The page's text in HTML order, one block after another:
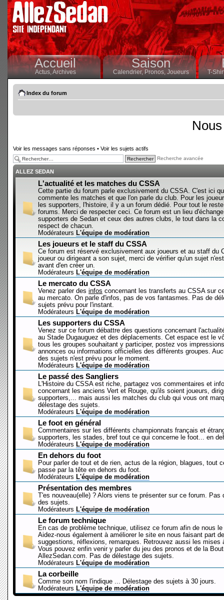
Accueil
Actus,Archives
Saison
Calendrier,Pronos, Joueurs T-
Index du forum
Voir les messages sans réponses • Voir les sujets actifs
Recherche avancée
ALLEZ SEDAN
L'actualité et les matches du CSSA
Cette partie du forum parle exclusivement du CSSA. C'est ici
commente les matches et que l'on parle du club. Pour les
les supporters, l'histoire, il y a un forum dédié. Pour tout le
forums. Merci de respecter ceci. Ce forum est un lieu
supporters de Sedan et ceux des autres clubs, le tout dans la
respect de chacun.
Modérateurs L'équipe de modération
Les joueurs et le staff du CSSA
Ce forum est réservé exclusivement aux joueurs et au staff du
joueur ou dirigeant a son sujet, merci de vérifier qu'un sujet
avant d'en créer un.
Modérateurs L'équipe de modération
Le mercato du CSSA
Venez parler des infos concernant les transferts au CSSA sur
au mercato. On parle d'infos, pas de vos fantasmes. Pas de
sujets prévu pour l'instant.
Modérateurs L'équipe de modération
Les supporters du CSSA
Venez sur ce forum débattre des questions concernant
au Stade Dugauguez et des déplacements. Cet espace est le
tous les groupes souhaitant y participer, postez vos
annonces ou informations officielles des différents groupes.
des sujets n'est prévu pour le moment.
Modérateurs L'équipe de modération
Le passé des Sangliers
L'Histoire du CSSA est riche, partagez vos commentaires et
concernant les anciens Vert et Rouge, qu'ils soient joueurs,
supporters,... mais aussi les matches du club qui vous ont
délestage des sujets.
Modérateurs L'équipe de modération
Le foot en général
Commentaires sur les différents championnats français et
supporters, les stades, bref tout ce qui concerne le foot... en
Modérateurs L'équipe de modération
En dehors du foot
Pour parler de tout et de rien, actus de la région, blagues, tout
passe par la tête en dehors du foot.
Modérateurs L'équipe de modération
Présentation des membres
T'es nouveau(elle) ? Alors viens te présenter sur ce forum. Pas
des sujets.
Modérateurs L'équipe de modération
Le forum technique
En cas de problème technique, utilisez ce forum afin de nous le
Aidez-nous également à améliorer le site en nous faisant part
suggestions, réflexions, remarques. Retrouvez aussi les mises
Vous pouvez enfin venir y parler du jeu des pronos et de la
AllezSedan.com. Pas de délestage des sujets.
Modérateurs L'équipe de modération
La corbeille
Comme son nom l'indique ... Délestage des sujets à 30 jours.
Modérateurs L'équipe de modération